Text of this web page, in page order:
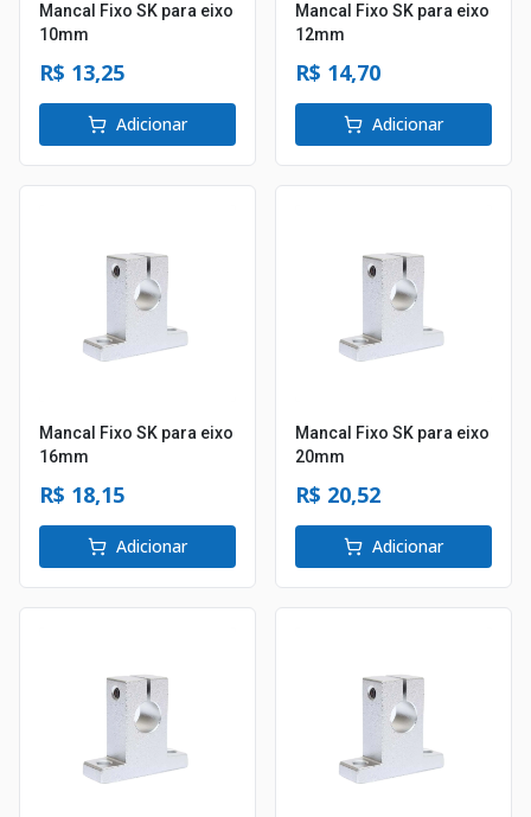
Mancal Fixo SK para eixo
10mm
R$ 13,25
Adicionar
Mancal Fixo SK para eixo
12mm
R$ 14,70
Adicionar
Mancal Fixo SK para eixo
16mm
R$ 18,15
Adicionar
Mancal Fixo SK para eixo
20mm
R$ 20,52
Adicionar